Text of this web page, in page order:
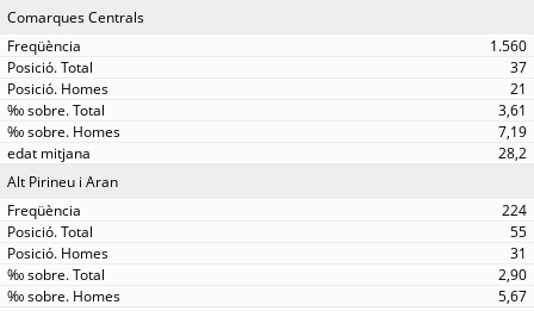
Comarques Centrals
1.560
37
21
3,61
7,19
28,2
Alt Pirineu i Aran
224
55
31
2,90
5,67